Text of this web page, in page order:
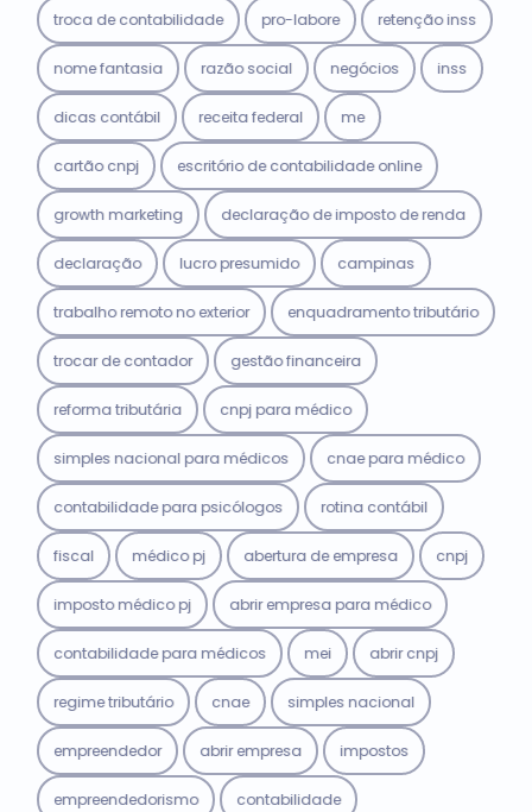
troca de contabilidade pro-labore retenção inss
nome fantasia razão social negócios inss
dicas contábil receita federal me
cartão cnpj escritório de contabilidade online
growth marketing declaração de imposto de renda
declaração lucro presumido campinas
trabalho remoto no exterior enquadramento tributário
trocar de contador gestão financeira
reforma tributária cnpj para médico
simples nacional para médicos cnae para médico
contabilidade para psicólogos rotina contábil
fiscal médico pj abertura de empresa cnpj
imposto médico pj abrir empresa para médico
contabilidade para médicos mei abrir cnpj
regime tributário cnae simples nacional
empreendedor abrir empresa impostos
empreendedorismo contabilidade